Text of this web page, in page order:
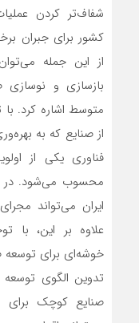
شفاف‌تر کردن
کشور برای جبران
از این جمله
بازسازی و
متوسط اشاره کرد.
از صنایع که به
فناوری یکی از
محسوب می‌شود. در
ایران می‌تواند
علاوه بر این، با
خوشه‌ای برای
تدوین الگوی
صنایع کوچک برای